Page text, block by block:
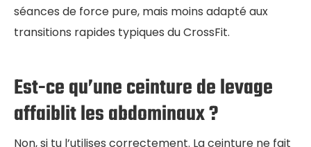
séances de force pure, mais moins adapté aux
transitions rapides typiques du CrossFit.
Est-ce qu’une ceinture de levage
affaiblit les abdominaux ?
Non, si tu l’utilises correctement. La ceinture ne fait